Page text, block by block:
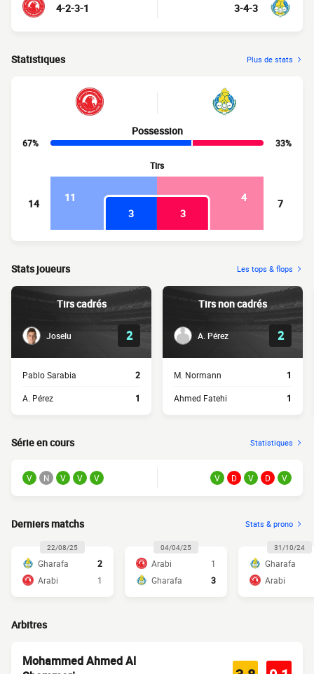
4-2-3-1 3-4-3
Statistiques Plus de stats
Possession
67%
33%
Tirs
14 11
4
3
3
7
Stats joueurs Les tops & flops
Tirs cadrés
Joselu 2
Pablo Sarabia 2
A. Pérez 1
Tirs non cadrés
A. Pérez 2
M. Normann 1
Ahmed Fatehi 1
Série en cours Statistiques
V N V V V V D V D V
Derniers matchs Stats & prono
22/08/25
Gharafa
2
Arabi
1
04/04/25
Arabi
1
Gharafa
3
31/10/24
Gharafa
Arabi
Arbitres
Mohammed Ahmed Al